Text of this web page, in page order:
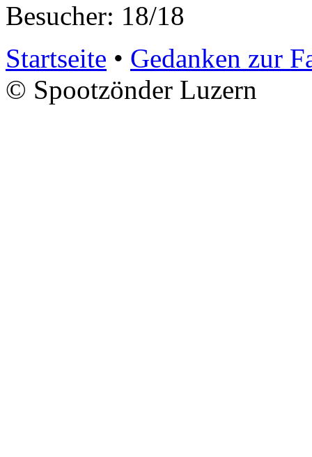
Besucher: 18/18
Startseite • Gedanken zur
© Spootzönder Luzern